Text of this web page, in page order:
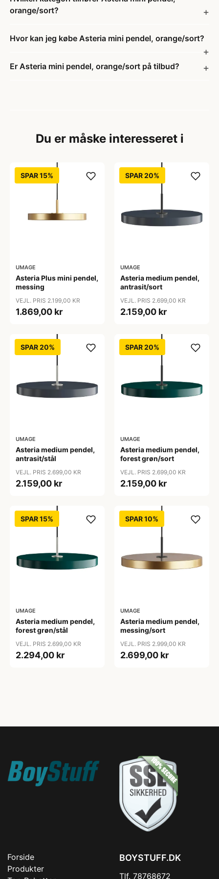
orange/sort?
Hvor kan jeg købe Asteria mini pendel, orange/sort?
Er Asteria mini pendel, orange/sort på tilbud?
Du er måske interesseret i
SPAR 15%
UMAGE
Asteria Plus mini pendel,
messing
VEJL. PRIS 2.199,00 KR
1.869,00 kr
SPAR 20%
UMAGE
Asteria medium pendel,
antrasit/sort
VEJL. PRIS 2.699,00 KR
2.159,00 kr
SPAR 20%
UMAGE
Asteria medium pendel,
antrasit/stål
VEJL. PRIS 2.699,00 KR
2.159,00 kr
SPAR 20%
UMAGE
Asteria medium pendel,
forest grøn/sort
VEJL. PRIS 2.699,00 KR
2.159,00 kr
SPAR 15%
UMAGE
Asteria medium pendel,
forest grøn/stål
VEJL. PRIS 2.699,00 KR
2.294,00 kr
SPAR 10%
UMAGE
Asteria medium pendel,
messing/sort
VEJL. PRIS 2.999,00 KR
2.699,00 kr
Forside
Produkter
BOYSTUFF.DK
Tlf. 78768672